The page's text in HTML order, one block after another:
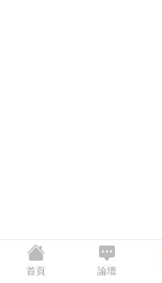
首頁 論壇